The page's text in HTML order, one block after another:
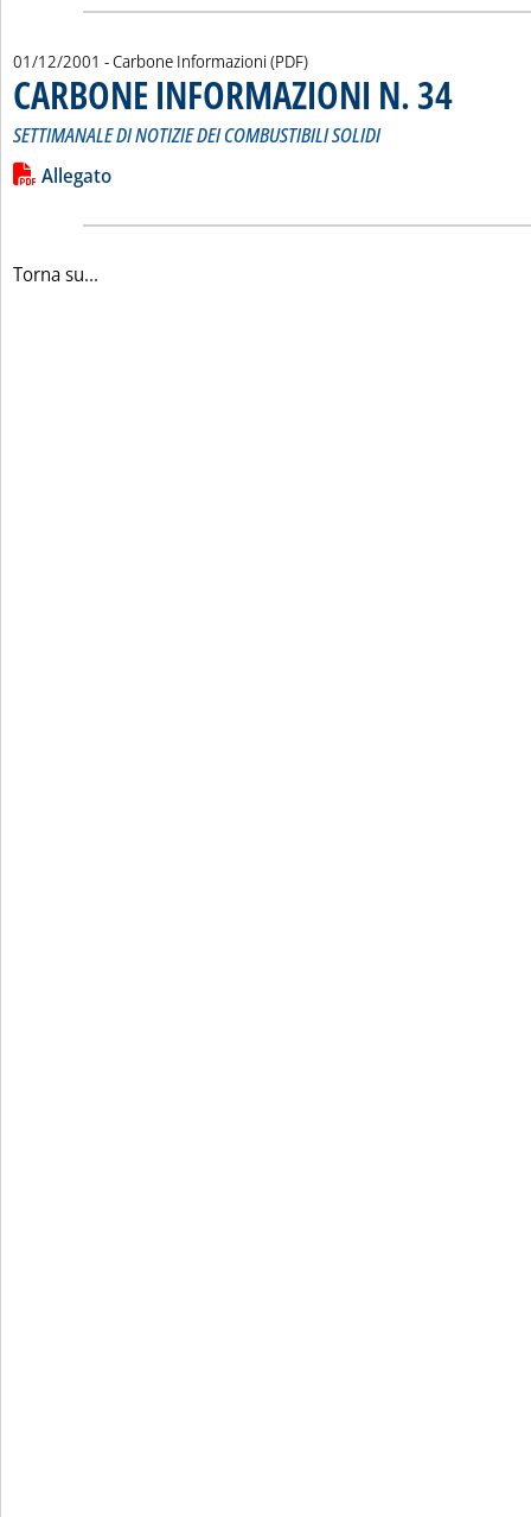
01/12/2001 - Carbone Informazioni (PDF)
CARBONE INFORMAZIONI N. 34
SETTIMANALE DI NOTIZIE DEI COMBUSTIBILI SOLIDI
Leggi tutta la notizia: 'CARBONE INFORMAZIONI N. 34'
Lista allegati PDF alla notizia
Allegato
Torna su...